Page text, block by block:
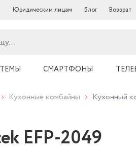
Юридическим лицам Блог Возврат
СМАРТФОНЫ
Кухонные комбайны Кухонный
EFP-2049